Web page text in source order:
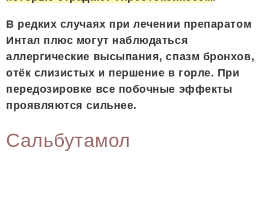
В редких случаях при лечении препаратом
Интал плюс могут наблюдаться
аллергические высыпания, спазм бронхов,
отёк слизистых и першение в горле. При
передозировке все побочные эффекты
проявляются сильнее.
Сальбутамол